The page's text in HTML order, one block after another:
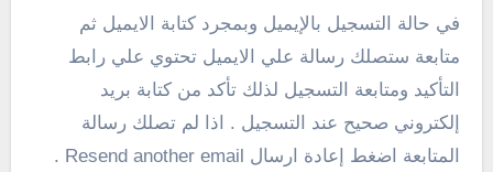
في حالة التسجيل بالإيميل وبمجرد كتابة الايميل ثم
متابعة ستصلك رسالة علي الايميل تحتوي علي رابط
التأكيد ومتابعة التسجيل لذلك تأكد من كتابة بريد
إلكتروني صحيح عند التسجيل . اذا لم تصلك رسالة
المتابعة اضغط إعادة ارسال Resend another email .